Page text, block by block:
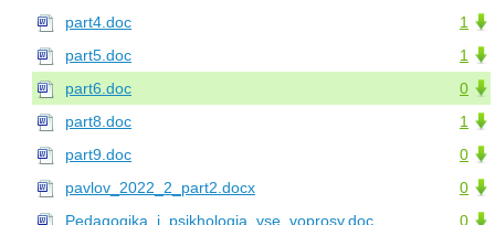
1
part4.doc
1
part5.doc
0
part6.doc
1
part8.doc
0
part9.doc
0
pavlov_2022_2_part2.docx
0
Pedagogika_i_psikhologia_vse_voprosy.doc